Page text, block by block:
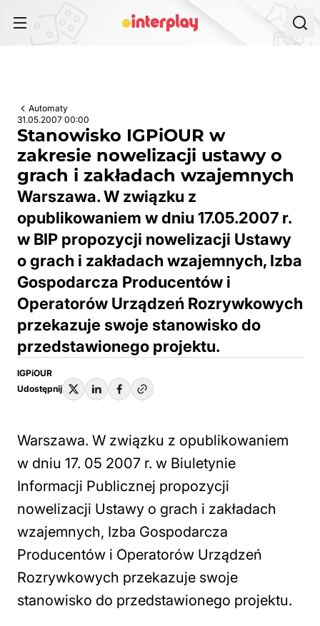
Automaty
31.05.2007 00:00
Stanowisko IGPiOUR w
zakresie nowelizacji ustawy o
grach i zakładach wzajemnych
Warszawa. W związku z
opublikowaniem w dniu 17.05.2007 r.
w BIP propozycji nowelizacji Ustawy
o grach i zakładach wzajemnych, Izba
Gospodarcza Producentów i
Operatorów Urządzeń Rozrywkowych
przekazuje swoje stanowisko do
przedstawionego projektu.
IGPiOUR
Udostępnij
Warszawa. W związku z opublikowaniem
w dniu 17. 05 2007 r. w Biuletynie
Informacji Publicznej propozycji
nowelizacji Ustawy o grach i zakładach
wzajemnych, Izba Gospodarcza
Producentów i Operatorów Urządzeń
Rozrywkowych przekazuje swoje
stanowisko do przedstawionego projektu.